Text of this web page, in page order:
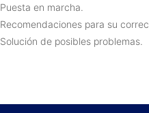
Puesta en marcha.
Recomendaciones para su
Solución de posibles problemas.